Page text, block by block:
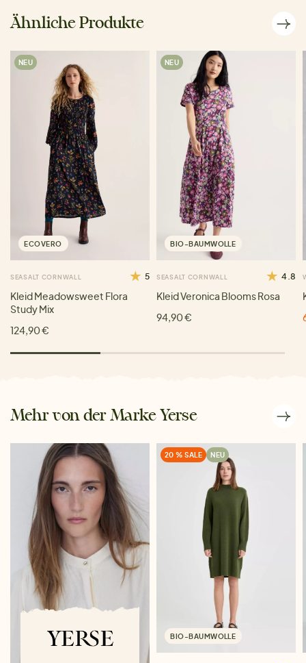
Ähnliche Produkte
NEU
ECOVERO
SEASALT CORNWALL 5
Kleid Meadowsweet Flora
Study Mix
124,90 €
NEU
BIO-BAUMWOLLE
SEASALT CORNWALL 4.8
Kleid Veronica Blooms Rosa
94,90 €
Mehr von der Marke Yerse
20 % SALE NEU
BIO-BAUMWOLLE